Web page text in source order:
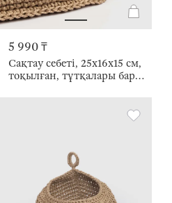
5 990 ₸
Сақтау себеті, 25х16х15 см,
тоқылған, тұтқалары бар,